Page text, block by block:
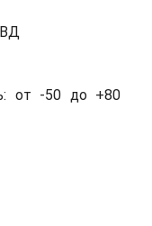
от -50 до +80